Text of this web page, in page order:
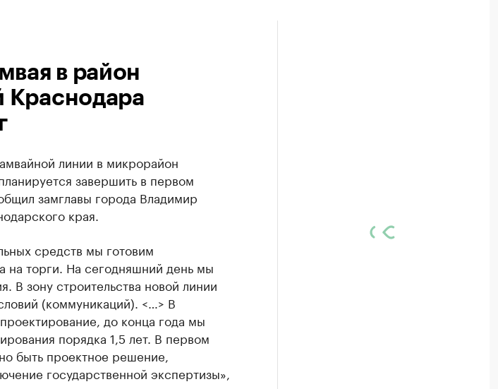
в район
Краснодара
линии в микрорайон
завершить в первом
замглавы города Владимир
края.
средств мы готовим
на торги. На сегодняшний день мы
В зону строительства новой линии
(коммуникаций). <…> В
до конца года мы
порядка 1,5 лет. В первом
быть проектное решение,
государственной экспертизы»,